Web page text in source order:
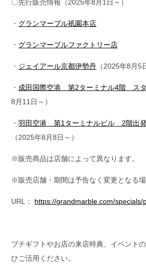
〇先行販売情報（2025年8月1日～）
・ グランマーブル祇園本店
・ グランマーブルファクトリー店
・ ジェイアール京都伊勢丹 （2025年8月5
・ 成田国際空港 第2ターミナル4階 ス
8月11日～）
・羽田空港 第1ターミナルビル 2階出
（2025年8月8日～）
※販売商品は店舗によって異なります。
※販売店舗・期間は予告なく変更となる場
URL： https://grandmarble.com/specials/
プチギフトやお店の来店特典、イベント
ひご活用ください。